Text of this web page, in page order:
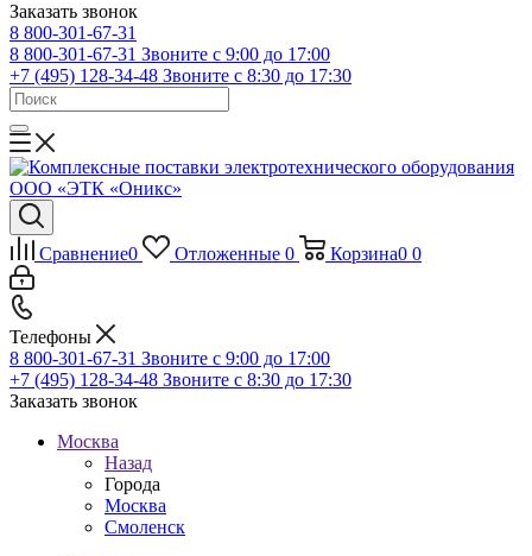
Заказать звонок
8 800-301-67-31
8 800-301-67-31 Звоните с 9:00 до 17:00
+7 (495) 128-34-48 Звоните с 8:30 до 17:30
Сравнение0 Отложенные 0 Корзина0 0
Телефоны
8 800-301-67-31 Звоните с 9:00 до 17:00
+7 (495) 128-34-48 Звоните с 8:30 до 17:30
Заказать звонок
Москва
Назад
Города
Москва
Смоленск